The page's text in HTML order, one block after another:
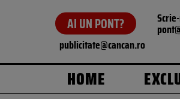
AI UN PONT?
publicitate@cancan.ro
HOME